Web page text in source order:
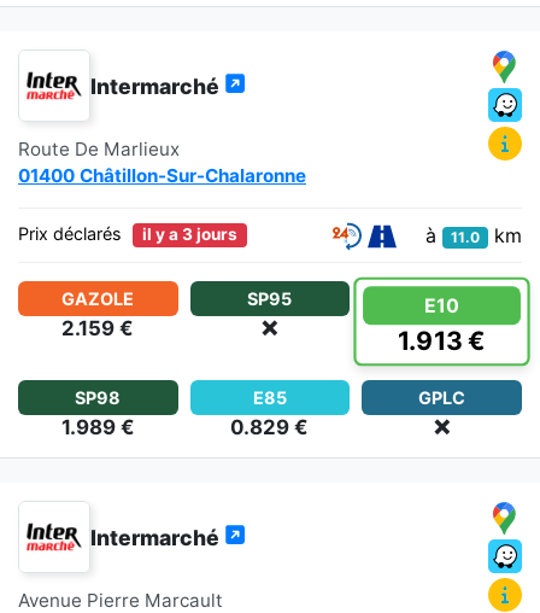
Intermarché
Route De Marlieux
01400 Châtillon-Sur-Chalaronne
Prix déclarés il y a 3 jours à 11.0 km
GAZOLE
2.159 €
SP95
❌
E10
1.913 €
SP98
1.989 €
E85
0.829 €
GPLC
❌
Intermarché
Avenue Pierre Marcault